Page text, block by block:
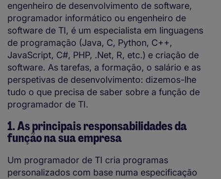
engenheiro de desenvolvimento de software,
programador informático ou engenheiro de
software de TI, é um especialista em linguagens
de programação (Java, C, Python, C++,
JavaScript, C#, PHP, .Net, R, etc.) e criação de
software. As tarefas, a formação, o salário e as
perspetivas de desenvolvimento: dizemos-lhe
tudo o que precisa de saber sobre a função de
programador de TI.
1. As principais responsabilidades da
função na sua empresa
Um programador de TI cria programas
personalizados com base numa especificação